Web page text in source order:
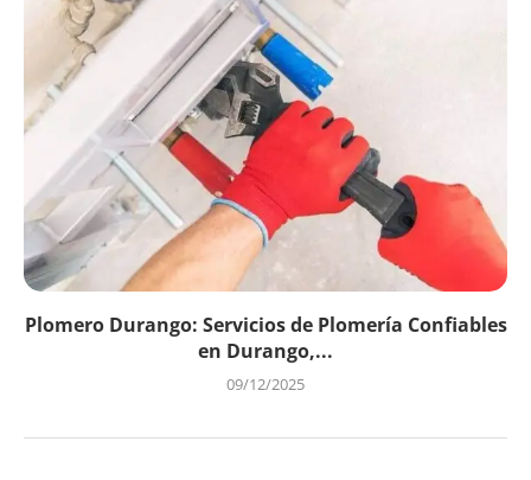
Plomero Durango: Servicios de Plomería Confiables
en Durango,...
09/12/2025